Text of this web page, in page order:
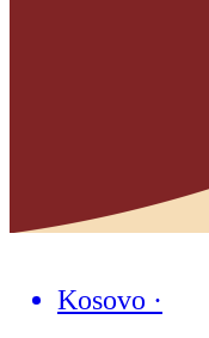
Kosovo ·